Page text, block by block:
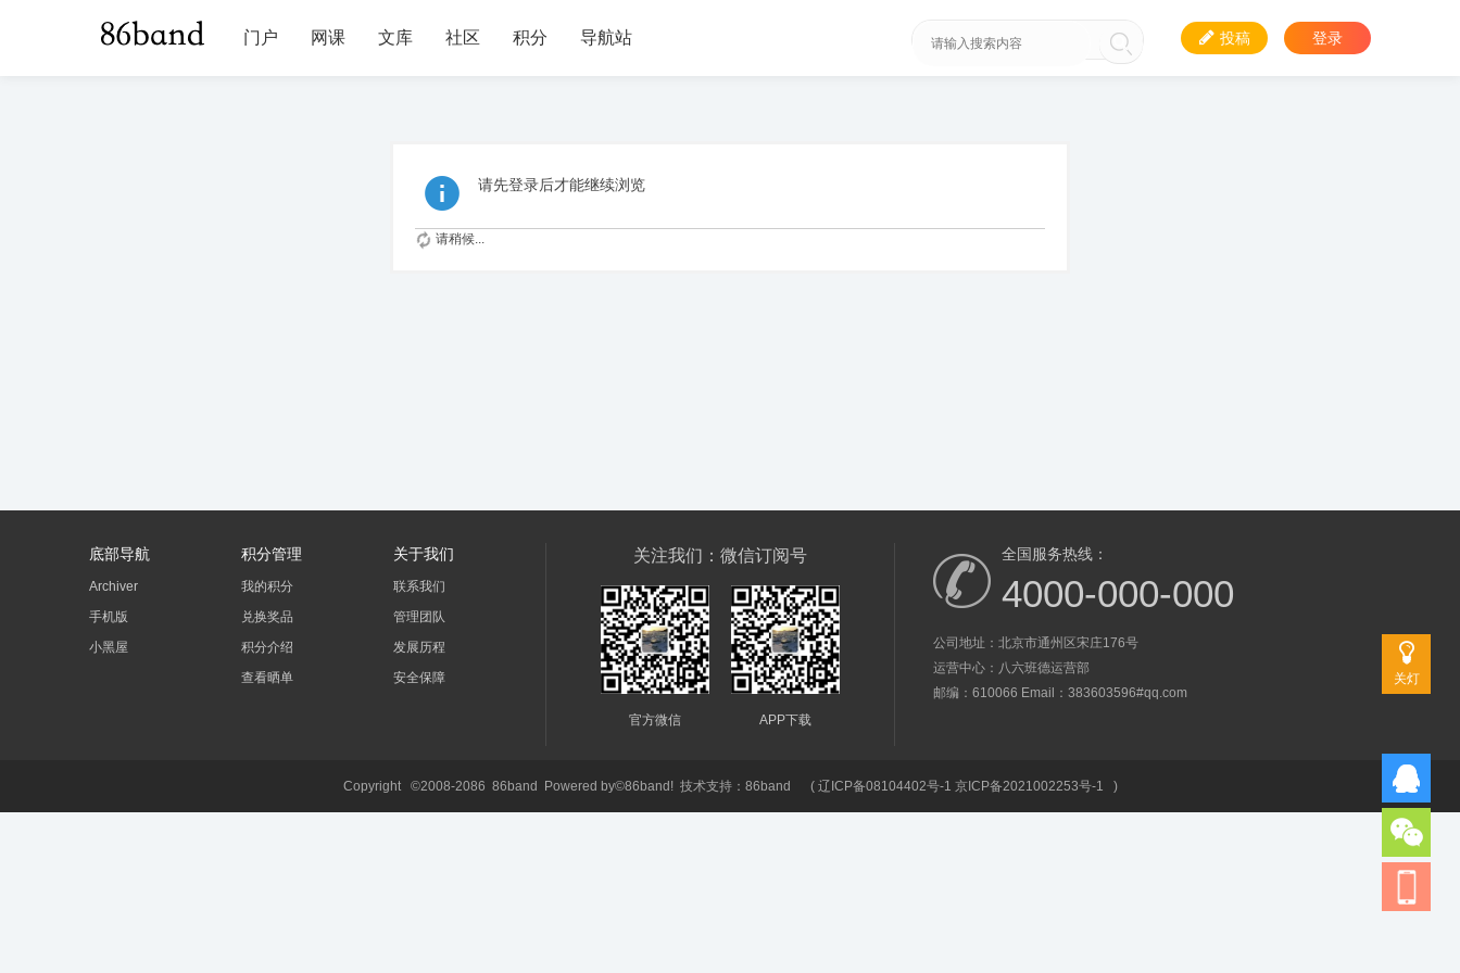
关灯
门户 网课 文库 社区 积分 导航站 登录
投稿
请先登录后才能继续浏览
请稍候...
底部导航
Archiver
手机版
小黑屋
积分管理
我的积分
兑换奖品
积分介绍
查看晒单
关于我们
联系我们
管理团队
发展历程
安全保障
关注我们：微信订阅号
官方微信 APP下载
全国服务热线：
4000-000-000
公司地址：北京市通州区宋庄176号
运营中心：八六班德运营部
邮编：610066 Email：383603596#qq.com
Copyright ©2008-2086 86band Powered by©86band! 技术支持： 86band ( 辽ICP备08104402号-1 京ICP备2021002253号-1 )